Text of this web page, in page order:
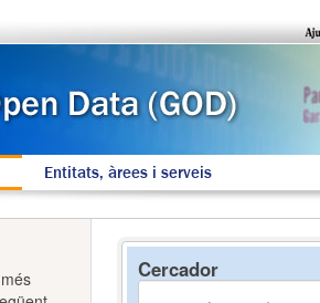
Entitats, àrees i serveis
Cercador